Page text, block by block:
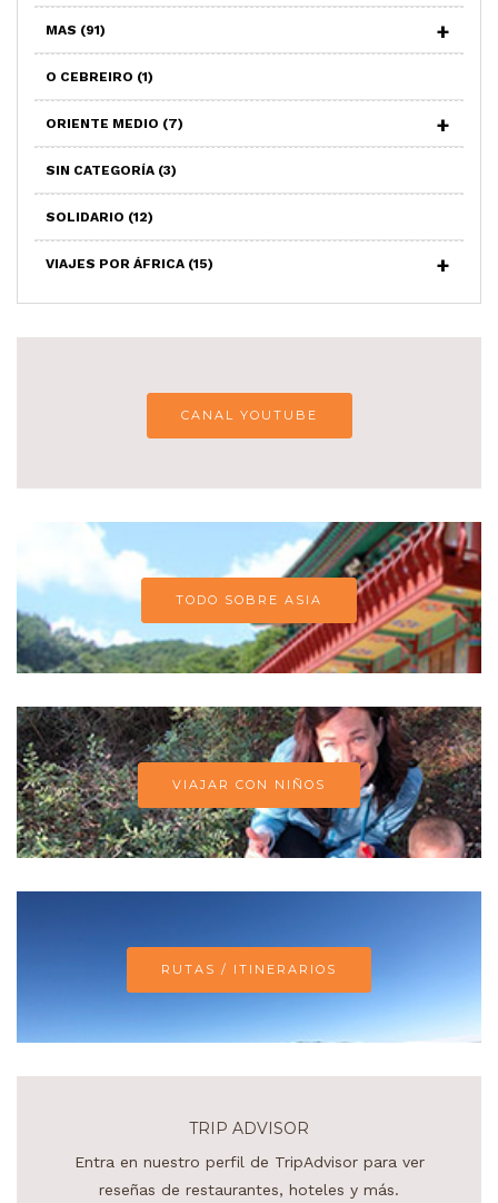
MAS (91)
O CEBREIRO (1)
ORIENTE MEDIO (7)
SIN CATEGORÍA (3)
SOLIDARIO (12)
VIAJES POR ÁFRICA (15)
CANAL YOUTUBE
TODO SOBRE ASIA
VIAJAR CON NIÑOS
RUTAS / ITINERARIOS
TRIP ADVISOR
Entra en nuestro perfil de TripAdvisor para ver
reseñas de restaurantes, hoteles y más.